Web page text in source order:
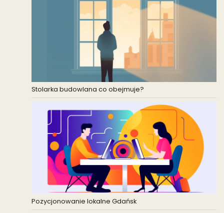
Stolarka budowlana co obejmuje?
Pozycjonowanie lokalne Gdańsk